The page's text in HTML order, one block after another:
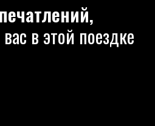
в этой поездке